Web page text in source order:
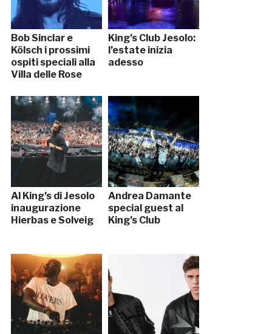
Bob Sinclar e
Kölsch i prossimi
ospiti speciali alla
Villa delle Rose
King’s Club Jesolo:
l’estate inizia
adesso
Al King’s di Jesolo
inaugurazione
Hierbas e Solveig
Andrea Damante
special guest al
King’s Club